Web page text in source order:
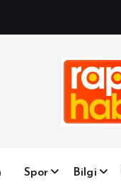
Spor Bilgi